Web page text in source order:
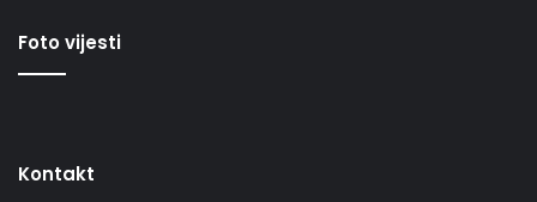
Foto vijesti
Kontakt